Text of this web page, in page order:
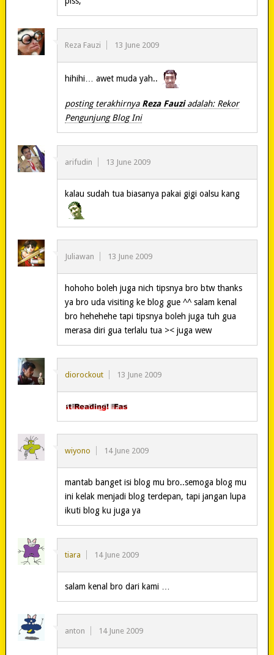
Reza Fauzi 13 June 2009
hihihi… awet muda yah..
posting terakhirnya Reza Fauziadalah: Rekor
Pengunjung Blog Ini
arifudin 13 June 2009
kalau sudah tua biasanya pakai gigi oalsu kang
Juliawan 13 June 2009
hohoho boleh juga nich tipsnya bro btw thanks
ya bro uda visiting ke blog gue ^^ salam kenal
bro hehehehe tapi tipsnya boleh juga tuh gua
merasa diri gua terlalu tua >< juga wew
diorockout 13 June 2009
wiyono 14 June 2009
mantab banget isi blog mu bro..semoga blog mu
ini kelak menjadi blog terdepan, tapi jangan lupa
ikuti blog ku juga ya
tiara 14 June 2009
salam kenal bro dari kami …
anton 14 June 2009